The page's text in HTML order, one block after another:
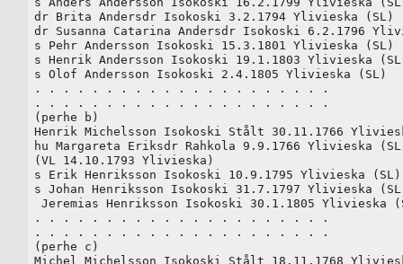
dr Brita Andersdr Isokoski 3.2.1794 Ylivieska (SL)
dr Susanna Catarina Andersdr Isokoski 6.2.1796
s Pehr Andersson Isokoski 15.3.1801 Ylivieska (SL)
s Henrik Andersson Isokoski 19.1.1803 Ylivieska
s Olof Andersson Isokoski 2.4.1805 Ylivieska (SL)
. . . . . . . . . . . . . . . . . . . . .
. . . . . . . . . . . . . . . . . . . . .
(perhe b)
Henrik Michelsson Isokoski Stålt 30.11.1766
hu Margareta Eriksdr Rahkola 9.9.1766 Ylivieska
(VL 14.10.1793 Ylivieska)
s Erik Henriksson Isokoski 10.9.1795 Ylivieska (SL)
s Johan Henriksson Isokoski 31.7.1797 Ylivieska
Jeremias Henriksson Isokoski 30.1.1805 Ylivieska
. . . . . . . . . . . . . . . . . . . . .
. . . . . . . . . . . . . . . . . . . . .
(perhe c)
Michel Michelsson Isokoski Stålt 18.11.1768